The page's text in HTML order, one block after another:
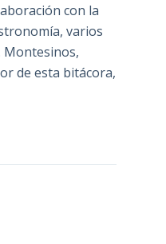
con la
varios
Montesinos,
de esta bitácora,